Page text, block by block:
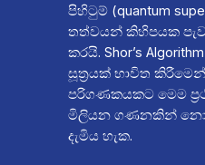
පිහිටුම් (quantum
තත්වයන් කිහිපයක
කරයි. Shor’s
සූත්‍රයක් භාවිත
පරිගණකයකට මෙම
මිලියන ගණනකින්
දැමිය හැක.